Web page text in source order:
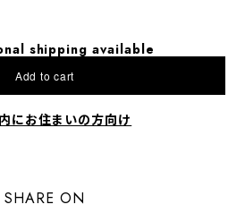
shipping available
Add to cart
にお住まいの方向け
SHARE ON